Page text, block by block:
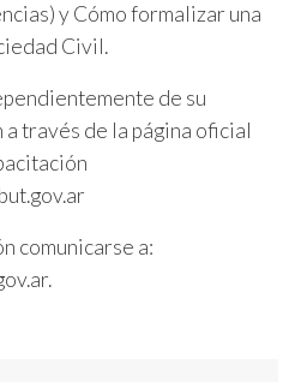
y Cómo formalizar una
Civil.
de su
través de la página oficial
comunicarse a: